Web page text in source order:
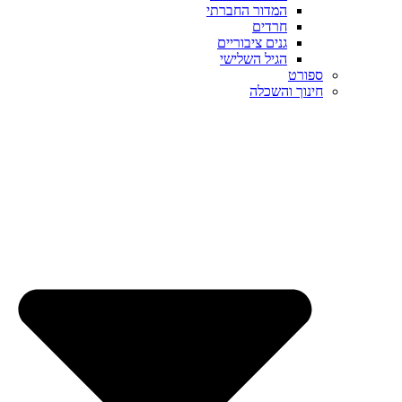
המדור החברתי
חרדים
גנים ציבוריים
הגיל השלישי
ספורט
חינוך והשכלה